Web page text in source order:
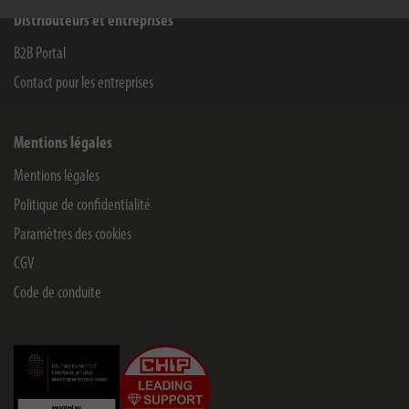
Distributeurs et entreprises
B2B Portal
Contact pour les entreprises
Mentions légales
Mentions légales
Politique de confidentialité
Paramètres des cookies
CGV
Code de conduite